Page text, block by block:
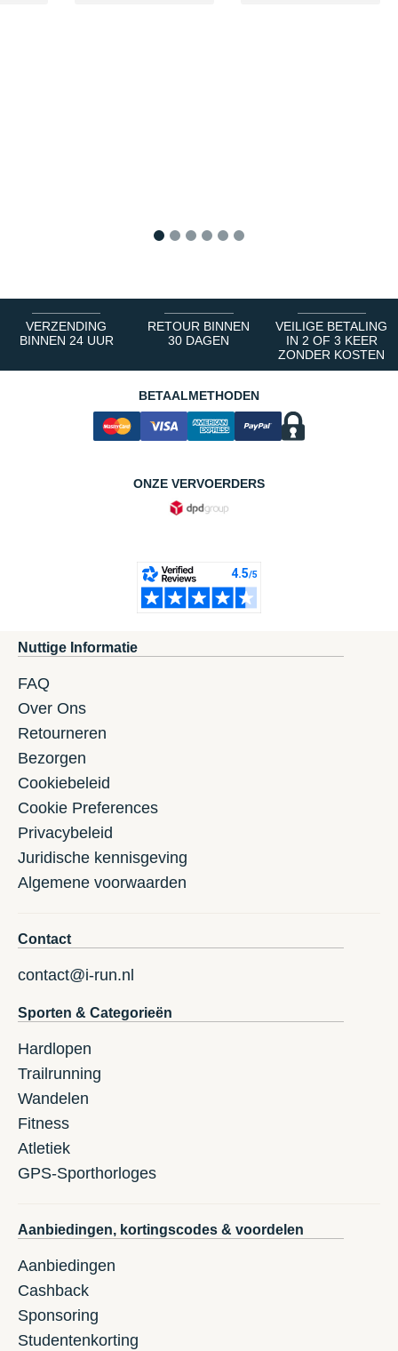
VERZENDING
BINNEN 24 UUR
RETOUR BINNEN
30 DAGEN
VEILIGE BETALING
IN 2 OF 3 KEER
ZONDER KOSTEN
BETAALMETHODEN
ONZE VERVOERDERS
Nuttige Informatie
FAQ
Over Ons
Retourneren
Bezorgen
Cookiebeleid
Cookie Preferences
Privacybeleid
Juridische kennisgeving
Algemene voorwaarden
Contact
contact@i-run.nl
Sporten & Categorieën
Hardlopen
Trailrunning
Wandelen
Fitness
Atletiek
GPS-Sporthorloges
Aanbiedingen, kortingscodes & voordelen
Aanbiedingen
Cashback
Sponsoring
Studentenkorting